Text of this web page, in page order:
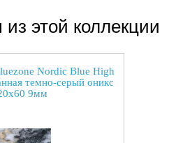
этой коллекции
Nordic Blue High
темно-серый оникс
9мм